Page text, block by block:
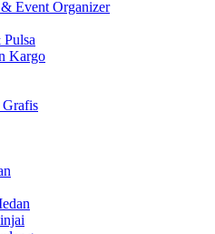
Event Organizer
Pulsa
Kargo